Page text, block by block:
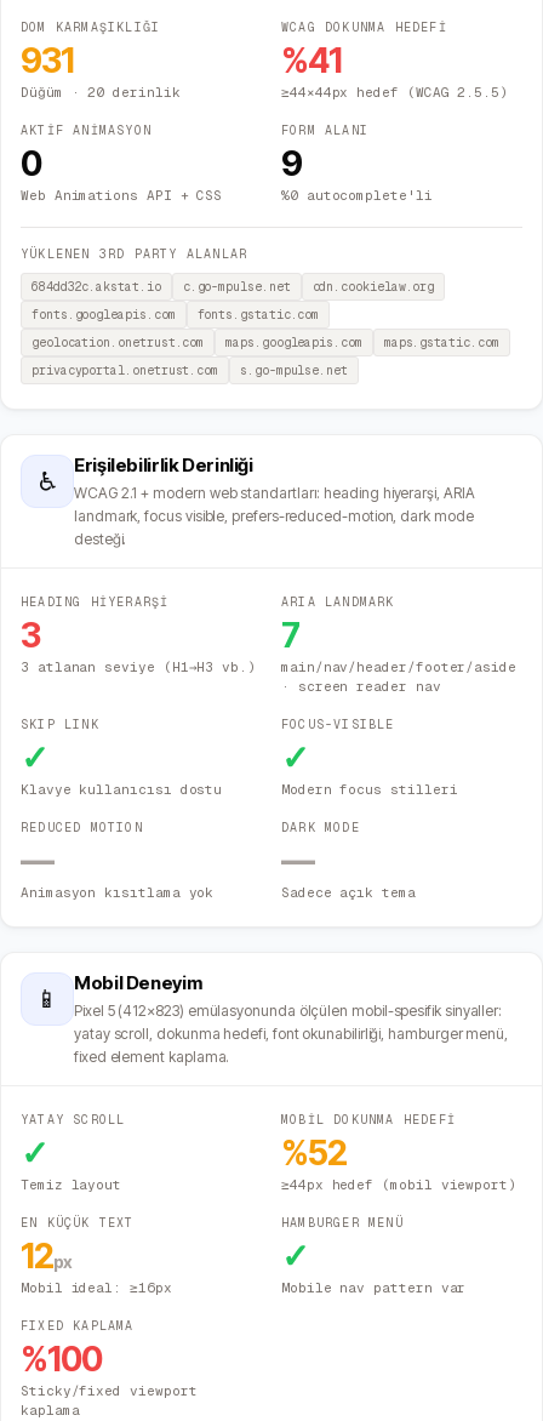
DOM KARMAŞIKLIĞI
931
Düğüm · 20 derinlik
WCAG DOKUNMA HEDEFİ
%41
≥44×44px hedef (WCAG 2.5.5)
AKTİF ANİMASYON
0
Web Animations API + CSS
FORM ALANI
9
%0 autocomplete'li
YÜKLENEN 3RD PARTY ALANLAR
684dd32c.akstat.io c.go-mpulse.net
cdn.cookielaw.org
fonts.googleapis.com
fonts.gstatic.com
geolocation.onetrust.com
maps.googleapis.com
maps.gstatic.com
privacyportal.onetrust.com
s.go-mpulse.net
♿
Erişilebilirlik Derinliği
WCAG 2.1 + modern web standartları: heading hiyerarşi, ARIA
landmark, focus visible, prefers-reduced-motion, dark mode
desteği.
HEADING HİYERARŞİ
3
3 atlanan seviye (H1→H3 vb.)
ARIA LANDMARK
7
main/nav/header/footer/aside
· screen reader nav
SKIP LINK
✓
Klavye kullanıcısı dostu
FOCUS-VISIBLE
✓
Modern focus stilleri
REDUCED MOTION
—
Animasyon kısıtlama yok
DARK MODE
—
Sadece açık tema
📱
Mobil Deneyim
Pixel 5 (412×823) emülasyonunda ölçülen mobil-spesifik sinyaller:
yatay scroll, dokunma hedefi, font okunabilirliği, hamburger menü,
fixed element kaplama.
YATAY SCROLL
✓
Temiz layout
MOBİL DOKUNMA HEDEFİ
%52
≥44px hedef (mobil viewport)
EN KÜÇÜK TEXT
12px
Mobil ideal: ≥16px
HAMBURGER MENÜ
✓
Mobile nav pattern var
FIXED KAPLAMA
%100
Sticky/fixed viewport
kaplama